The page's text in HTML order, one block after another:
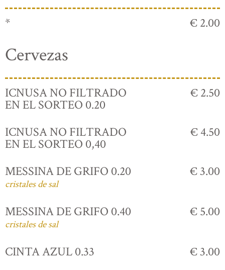
* € 2.00
Cervezas
ICNUSA NO FILTRADO
EN EL SORTEO 0.20
€ 2.50
ICNUSA NO FILTRADO
EN EL SORTEO 0,40
€ 4.50
MESSINA DE GRIFO 0.20
cristales de sal
€ 3.00
MESSINA DE GRIFO 0.40
cristales de sal
€ 5.00
CINTA AZUL 0.33
€ 3.00